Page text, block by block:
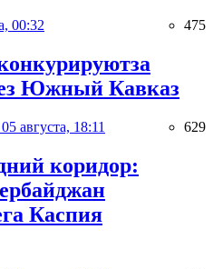
00:32 475
Южный Кавказ
05 августа, 18:11 629
коридор:
Каспия